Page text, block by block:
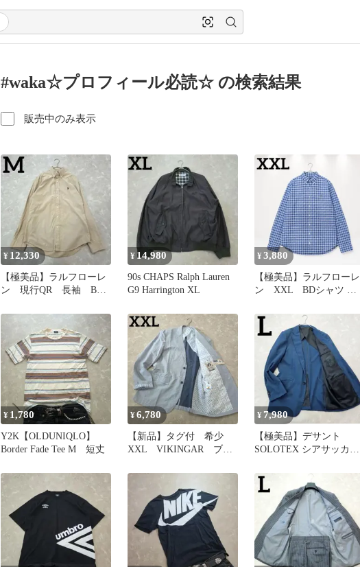
#waka☆プロフィール必読☆ の検索結果
販売中のみ表示
¥ 12,330
【極美品】ラルフローレ
ン 現行QR 長袖 BD
黒ポニー刺繍
¥ 14,980
90s CHAPS Ralph Lauren
G9 Harrington XL
¥3,880
【極美品】ラルフローレ
ン XXL BDシャツ 羽
チェック
¥ 1,780
Y2K【OLDUNIQLO】
Border Fade Tee M 短丈
¥6,780
【新品】タグ付 希少
XXL VIKINGAR ブル
柄
¥ 7,980
【極美品】デサント
SOLOTEX シアサッカー
能